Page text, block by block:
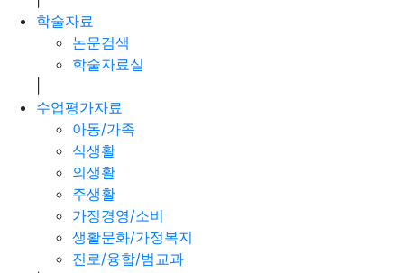
학술자료
논문검색
학술자료실
수업평가자료
아동/가족
식생활
의생활
주생활
가정경영/소비
생활문화/가정복지
진로/융합/범교과